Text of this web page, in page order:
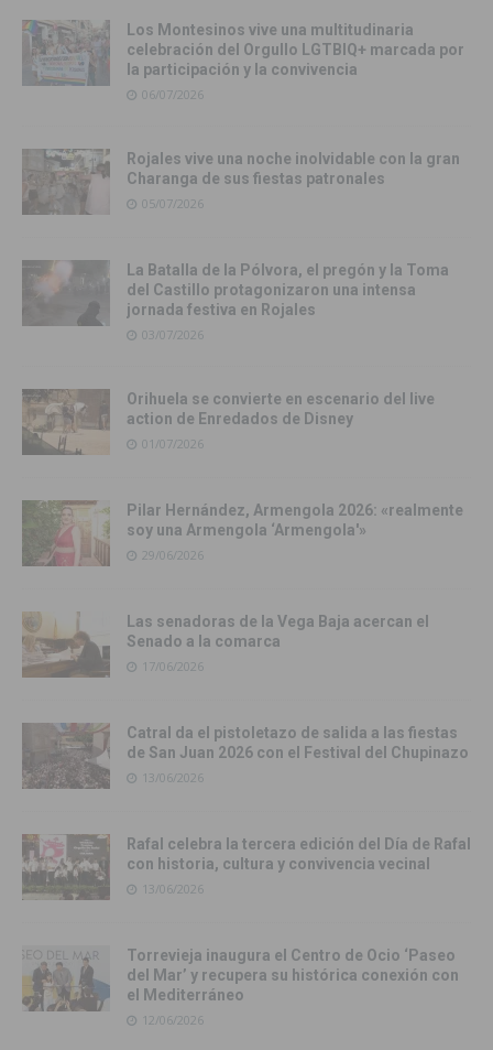
Los Montesinos vive una multitudinaria
celebración del Orgullo LGTBIQ+ marcada por
la participación y la convivencia
06/07/2026
Rojales vive una noche inolvidable con la gran
Charanga de sus fiestas patronales
05/07/2026
La Batalla de la Pólvora, el pregón y la Toma
del Castillo protagonizaron una intensa
jornada festiva en Rojales
03/07/2026
Orihuela se convierte en escenario del live
action de Enredados de Disney
01/07/2026
Pilar Hernández, Armengola 2026: «realmente
soy una Armengola ‘Armengola'»
29/06/2026
Las senadoras de la Vega Baja acercan el
Senado a la comarca
17/06/2026
Catral da el pistoletazo de salida a las fiestas
de San Juan 2026 con el Festival del Chupinazo
13/06/2026
Rafal celebra la tercera edición del Día de Rafal
con historia, cultura y convivencia vecinal
13/06/2026
Torrevieja inaugura el Centro de Ocio ‘Paseo
del Mar’ y recupera su histórica conexión con
el Mediterráneo
12/06/2026